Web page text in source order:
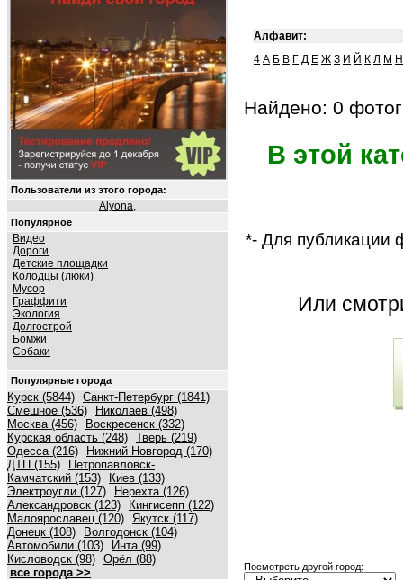
Пользователи из этого города:
Alyona,
Популярное
Видео
Дороги
Детские площадки
Колодцы (люки)
Мусор
Граффити
Экология
Долгострой
Бомжи
Собаки
Популярные города
Курск (5844) Санкт-Петербург (1841)
Смешное (536)
Николаев (498)
Москва (456)
Воскресенск (332)
Курская область (248) Тверь (219)
Одесса (216)
Нижний Новгород (170)
ДТП (155)
Петропавловск-
Камчатский (153)
Киев (133)
Электроугли (127)
Нерехта (126)
Александровск (123)
Кингисепп (122)
Малоярославец (120) Якутск (117)
Донецк (108)
Волгодонск (104)
Автомобили (103)
Инта (99)
Кисловодск (98) Орёл (88)
все города >>
Алфавит:
4 А Б В Г Д Е Ж З И Й К Л М Н
Найдено: 0
В этой
*- Для публикации
Или
Посмотреть другой город: